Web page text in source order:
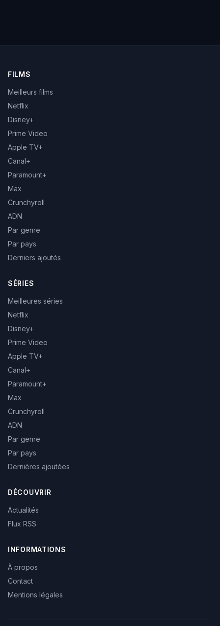
FILMS
Meilleurs films
Netflix
Disney+
Prime Video
Apple TV+
Canal+
Paramount+
Max
Crunchyroll
ADN
Par genre
Par pays
Derniers ajoutés
SÉRIES
Meilleures séries
Netflix
Disney+
Prime Video
Apple TV+
Canal+
Paramount+
Max
Crunchyroll
ADN
Par genre
Par pays
Dernières ajoutées
DÉCOUVRIR
Actualités
Flux RSS
INFORMATIONS
À propos
Contact
Mentions légales